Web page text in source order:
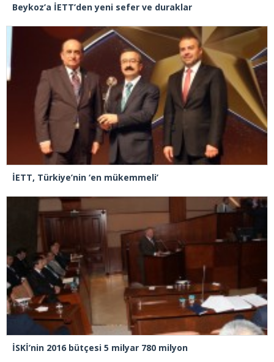
Beykoz’a İETT’den yeni sefer ve duraklar
İETT, Türkiye’nin ‘en mükemmeli’
İSKİ’nin 2016 bütçesi 5 milyar 780 milyon